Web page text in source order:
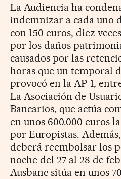
La Audiencia ha
indemnizar a cada uno
con 150 euros, diez
por los daños
causados por las
horas que un temporal
provocó en la AP-1,
La Asociación de
Bancarios, que actúa
en unos 600.000 euros
por Europistas.
deberá reembolsar los
noche del 27 al 28 de
Ausbanc sitúa en unos